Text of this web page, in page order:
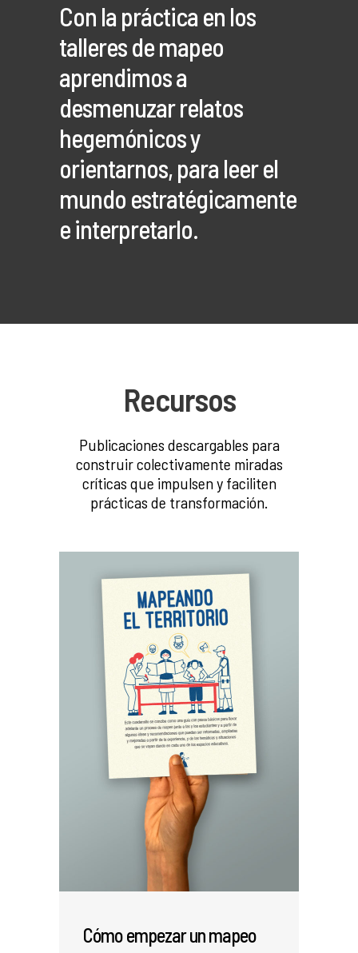
Con la práctica en los
talleres de mapeo
aprendimos a
desmenuzar relatos
hegemónicos y
orientarnos, para leer el
mundo estratégicamente
e interpretarlo.
Recursos
Publicaciones descargables para
construir colectivamente miradas
críticas que impulsen y faciliten
prácticas de transformación.
Cómo empezar un mapeo